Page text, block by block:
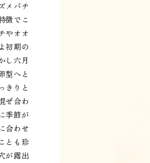
メバチ
徴でこ
やオオ
初期の
し六月
型へと
きりと
ぜ合わ
季節が
合わせ
とも珍
が露出